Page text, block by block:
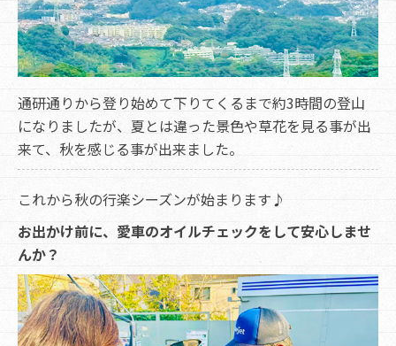
通研通りから登り始めて下りてくるまで約3時間の登山
になりましたが、夏とは違った景色や草花を見る事が出
来て、秋を感じる事が出来ました。
これから秋の行楽シーズンが始まります♪
お出かけ前に、愛車のオイルチェックをして安心しませ
んか？